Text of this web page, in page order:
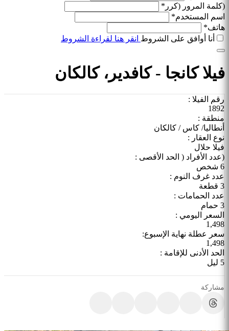
(كلمة المرور (كرر*
اسم المستخدم*
هاتف*
أنا أوافق على الشروط انقر هنا لقراءة الشروط
فيلا كانجا - كافدير، كالكان
رقم الفيلا :
1892
منطقة :
أنطاليا/ كاس / كالكان
نوع العقار :
فيلا حلال
(عدد الأفراد ( الحد الأقصى :
6 شخص
عدد غرف النوم :
3 قطعة
عدد الحمامات :
3 حمام
السعر اليومي :
1,498
سعر عطلة نهاية الإسبوع:
1,498
الحد الأدنى للإقامة :
5 ليل
مشاركة